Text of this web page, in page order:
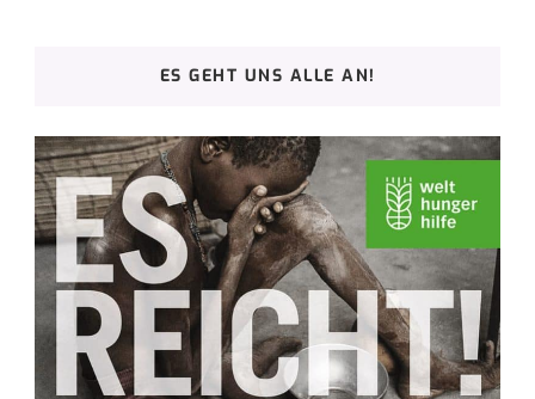
ES GEHT UNS ALLE AN!